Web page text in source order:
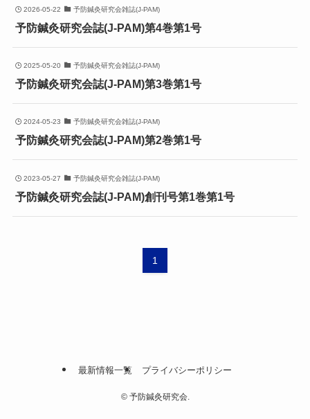
2026-05-22 予防鍼灸研究会雑誌(J-PAM)
予防鍼灸研究会誌(J-PAM)第4巻第1号
2025-05-20 予防鍼灸研究会雑誌(J-PAM)
予防鍼灸研究会誌(J-PAM)第3巻第1号
2024-05-23 予防鍼灸研究会雑誌(J-PAM)
予防鍼灸研究会誌(J-PAM)第2巻第1号
2023-05-27 予防鍼灸研究会雑誌(J-PAM)
予防鍼灸研究会誌(J-PAM)創刊号第1巻第1号
1
最新情報一覧 プライバシーポリシー
©予防鍼灸研究会.